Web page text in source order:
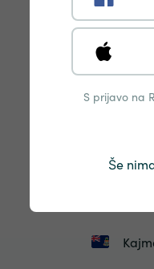
S prijavo na
Še